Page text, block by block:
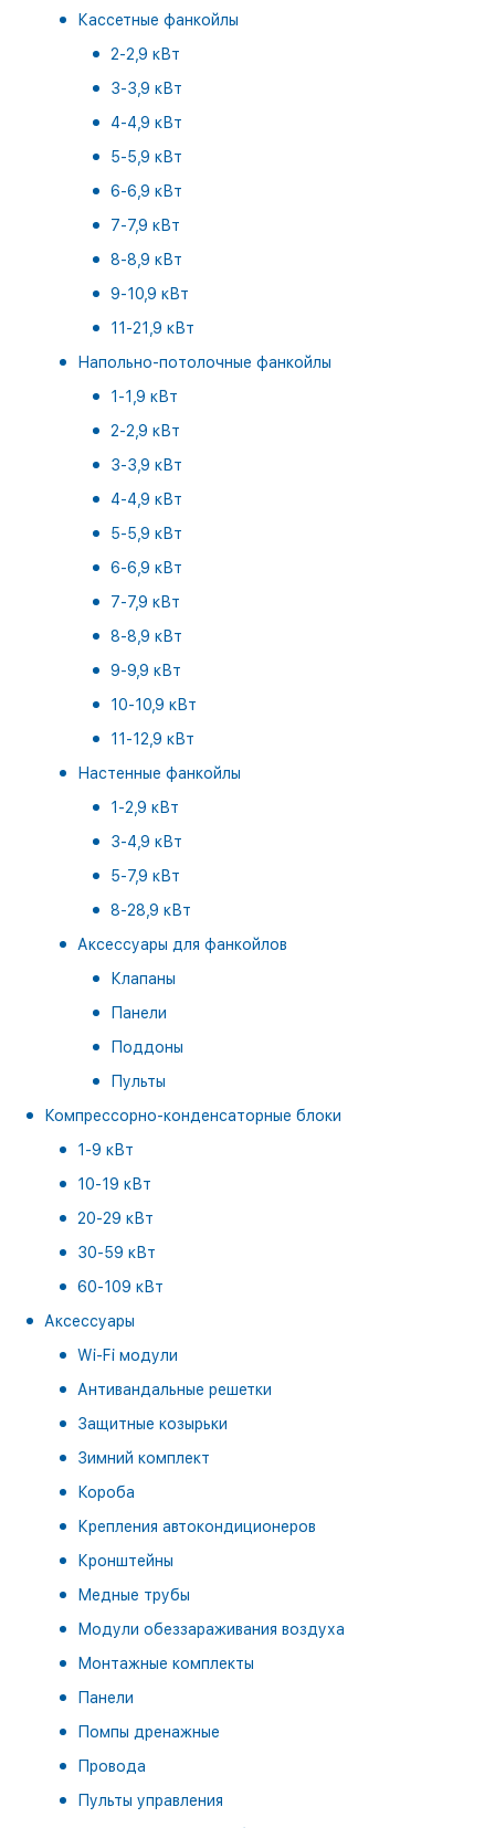
Кассетные фанкойлы
2-2,9 кВт
3-3,9 кВт
4-4,9 кВт
5-5,9 кВт
6-6,9 кВт
7-7,9 кВт
8-8,9 кВт
9-10,9 кВт
11-21,9 кВт
Напольно-потолочные фанкойлы
1-1,9 кВт
2-2,9 кВт
3-3,9 кВт
4-4,9 кВт
5-5,9 кВт
6-6,9 кВт
7-7,9 кВт
8-8,9 кВт
9-9,9 кВт
10-10,9 кВт
11-12,9 кВт
Настенные фанкойлы
1-2,9 кВт
3-4,9 кВт
5-7,9 кВт
8-28,9 кВт
Аксессуары для фанкойлов
Клапаны
Панели
Поддоны
Пульты
Компрессорно-конденсаторные блоки
1-9 кВт
10-19 кВт
20-29 кВт
30-59 кВт
60-109 кВт
Аксессуары
Wi-Fi модули
Антивандальные решетки
Защитные козырьки
Зимний комплект
Короба
Крепления автокондиционеров
Кронштейны
Медные трубы
Модули обеззараживания воздуха
Монтажные комплекты
Панели
Помпы дренажные
Провода
Пульты управления